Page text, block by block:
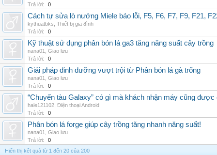
Trả lời:
0
Cách tự sửa lò nướng Miele báo lỗi, F5, F6, F7, F9, F21,
kythuatbks Thiết bị gia đình
Trả lời:
0
Kỹ thuật sử dụng phân bón lá ga3 tăng năng suất cây trồng
nana01
Giao lưu
Trả lời:
0
Giải pháp dinh dưỡng vượt trội từ Phân bón lá gà trống
nana01
Giao lưu
Trả lời:
0
“Chuyến tàu Galaxy” có gì mà khách nhận máy cũng được
hale121102 Điện thoại Android
Trả lời:
0
Phân bón lá forge giúp cây trồng tăng nhanh năng suất!
nana01
Giao lưu
Trả lời:
0
Hiển thị kết quả từ 1 đến 20 của 200